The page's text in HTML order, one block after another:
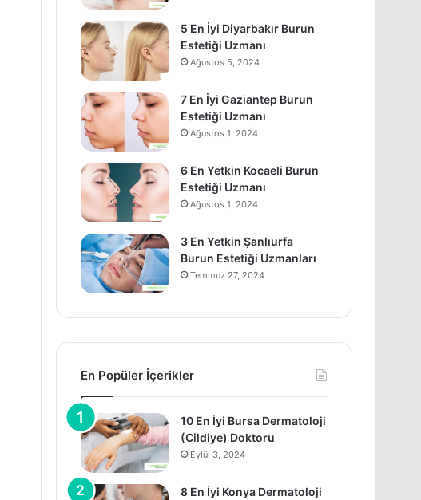
5 En İyi Diyarbakır Burun
Estetiği Uzmanı
Ağustos 5, 2024
7 En İyi Gaziantep Burun
Estetiği Uzmanı
Ağustos 1, 2024
6 En Yetkin Kocaeli Burun
Estetiği Uzmanı
Ağustos 1, 2024
3 En Yetkin Şanlıurfa
Burun Estetiği Uzmanları
Temmuz 27, 2024
En Popüler İçerikler
10 En İyi Bursa Dermatoloji
(Cildiye) Doktoru
Eylül 3, 2024
8 En İyi Konya Dermatoloji